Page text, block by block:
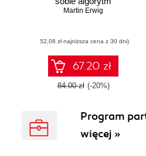
Martin Erwig
(52,08 zł najniższa cena z 30 dni)
67.20 zł
84.00 zł (-20%)
Program
więcej »